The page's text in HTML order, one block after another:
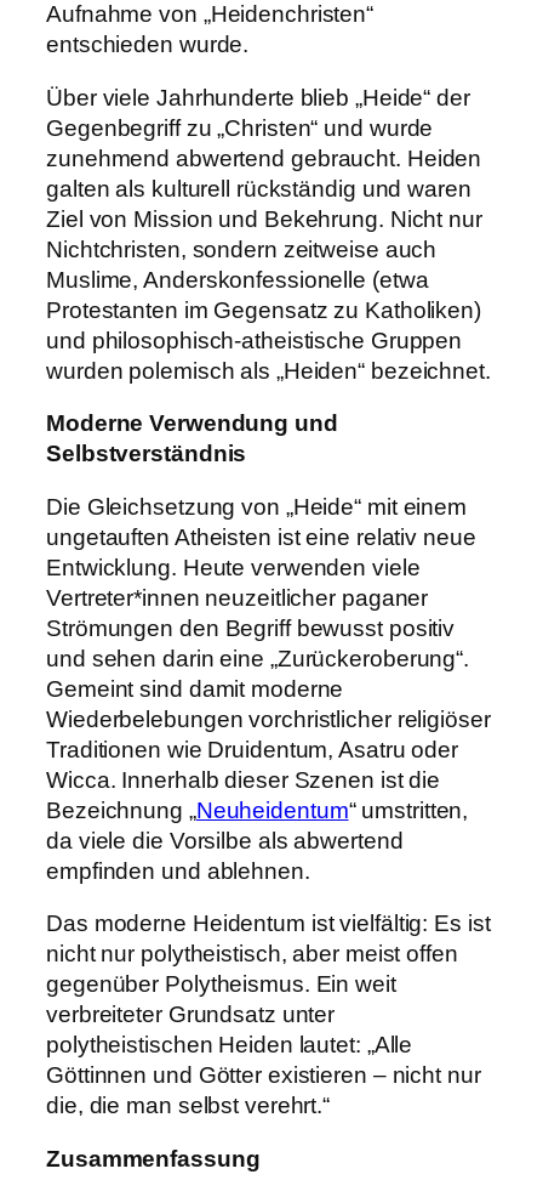
Aufnahme von „Heidenchristen“
entschieden wurde.
Über viele Jahrhunderte blieb „Heide“ der
Gegenbegriff zu „Christen“ und wurde
zunehmend abwertend gebraucht. Heiden
galten als kulturell rückständig und waren
Ziel von Mission und Bekehrung. Nicht nur
Nichtchristen, sondern zeitweise auch
Muslime, Anderskonfessionelle (etwa
Protestanten im Gegensatz zu Katholiken)
und philosophisch-atheistische Gruppen
wurden polemisch als „Heiden“ bezeichnet.
Moderne Verwendung und
Selbstverständnis
Die Gleichsetzung von „Heide“ mit einem
ungetauften Atheisten ist eine relativ neue
Entwicklung. Heute verwenden viele
Vertreter*innen neuzeitlicher paganer
Strömungen den Begriff bewusst positiv
und sehen darin eine „Zurückeroberung“.
Gemeint sind damit moderne
Wiederbelebungen vorchristlicher religiöser
Traditionen wie Druidentum, Asatru oder
Wicca. Innerhalb dieser Szenen ist die
Bezeichnung „Neuheidentum“ umstritten,
da viele die Vorsilbe als abwertend
empfinden und ablehnen.
Das moderne Heidentum ist vielfältig: Es ist
nicht nur polytheistisch, aber meist offen
gegenüber Polytheismus. Ein weit
verbreiteter Grundsatz unter
polytheistischen Heiden lautet: „Alle
Göttinnen und Götter existieren – nicht nur
die, die man selbst verehrt.“
Zusammenfassung